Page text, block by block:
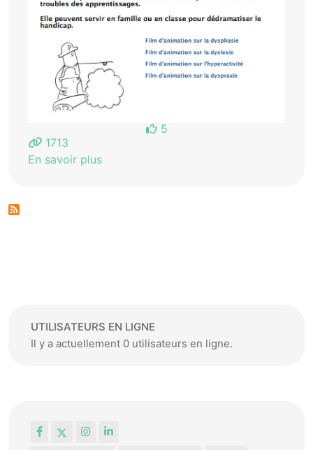
5
1713
En savoir plus
UTILISATEURS EN LIGNE
Il y a actuellement 0 utilisateurs en ligne.
FacebookInstagram
LinkedIn